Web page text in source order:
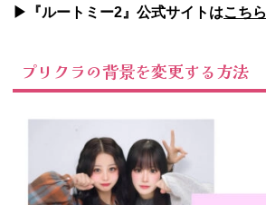
▶︎『ルートミー2』公式サイトはこちら
プリクラの背景を変更する方法